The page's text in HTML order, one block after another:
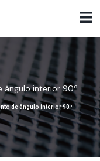
ângulo interior 90º
de ângulo interior 90º